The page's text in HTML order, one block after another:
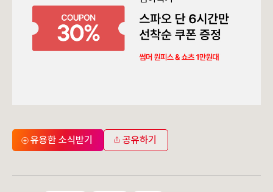
유용한 소식받기 공유하기